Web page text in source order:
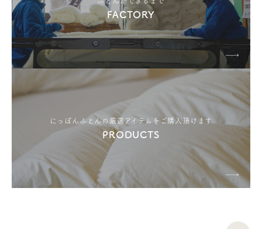
FACTORY
にっぽんふとんの厳選アイテムをご購入頂けます
PRODUCTS